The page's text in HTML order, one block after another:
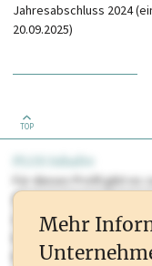
Jahresabschluss 2024
20.09.2025)
TOP
PLUS Inhalte
Für dieses Profil gibt es
Sie momentan nicht
oder loggen Sie sich ein
Marken, Patente,
Mehr